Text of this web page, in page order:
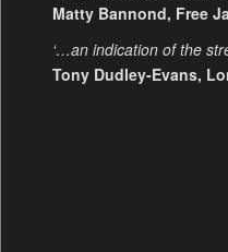
Matty Bannond, Free
‘…an indication of the
Tony Dudley-Evans,